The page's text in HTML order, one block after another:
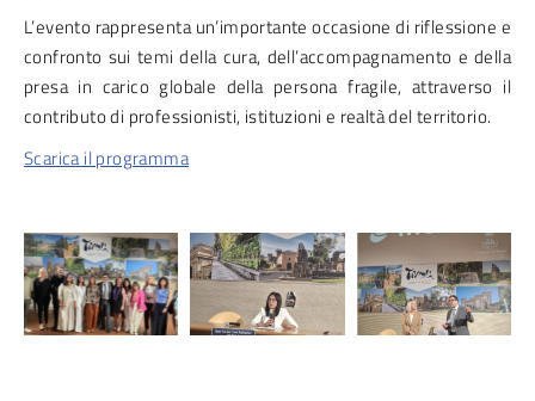
L’evento rappresenta un’importante occasione di riflessione e
confronto sui temi della cura, dell’accompagnamento e della
presa in carico globale della persona fragile, attraverso il
contributo di professionisti, istituzioni e realtà del territorio.
Scarica il programma